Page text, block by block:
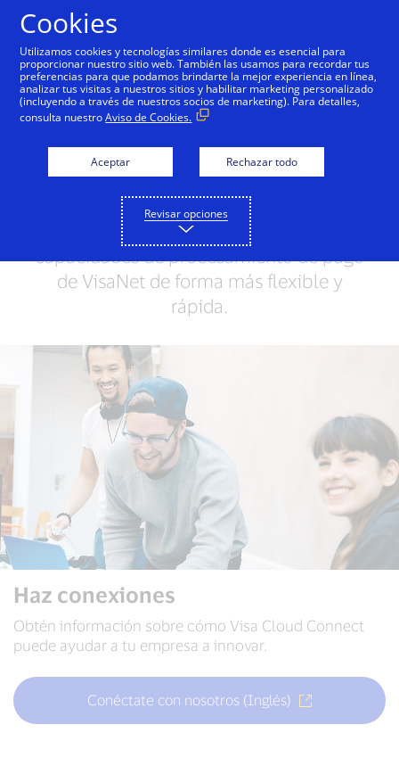
VisaNet Visa Cloud Connect VisaNet + AI
Visa Cloud Connect
Visa Cloud Connect te conecta a VisaNet
con tu infraestructura basada en la nube.
Accede a las potentes y seguras
capacidades de procesamiento de pago
de VisaNet de forma más flexible y
rápida.
Haz conexiones
Obtén información sobre cómo Visa Cloud Connect
puede ayudar a tu empresa a innovar.
Conéctate con nosotros (Inglés)
Cookies
Utilizamos cookies y tecnologías similares donde es esencial para
proporcionar nuestro sitio web. También las usamos para recordar tus
preferencias para que podamos brindarte la mejor experiencia en línea,
analizar tus visitas a nuestros sitios y habilitar marketing personalizado
(incluyendo a través de nuestros socios de marketing). Para detalles,
consulta nuestroAviso de Cookies.
Aceptar Rechazar todo
Revisar opciones